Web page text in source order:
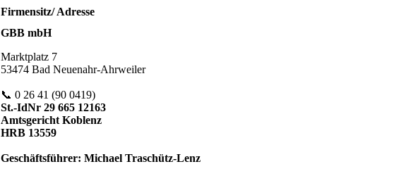
Firmensitz/ Adresse
GBB mbH
Marktplatz 7
53474 Bad Neuenahr-Ahrweiler
📞 0 26 41 (90 0419)
St.-IdNr 29 665 12163
Amtsgericht Koblenz
HRB 13559
Geschäftsführer: Michael Traschütz-Lenz